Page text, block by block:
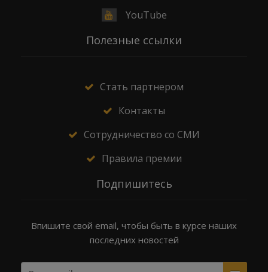
YouTube
Полезные ссылки
Стать партнером
Контакты
Сотрудничество со СМИ
Правила премии
Подпишитесь
Впишите свой email, чтобы быть в курсе наших
последних новостей